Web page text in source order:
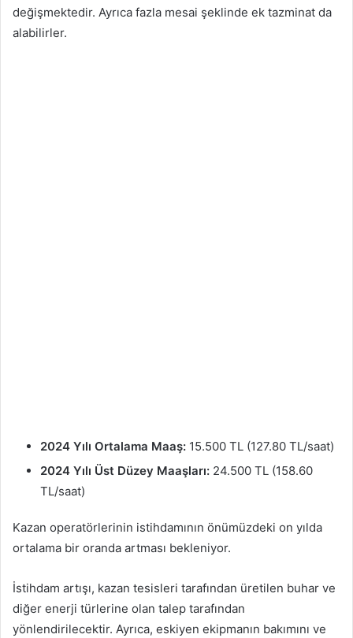
değişmektedir. Ayrıca fazla mesai şeklinde ek tazminat da
alabilirler.
2024 Yılı Ortalama Maaş: 15.500 TL (127.80 TL/saat)
2024 Yılı Üst Düzey Maaşları: 24.500 TL (158.60
TL/saat)
Kazan operatörlerinin istihdamının önümüzdeki on yılda
ortalama bir oranda artması bekleniyor.
İstihdam artışı, kazan tesisleri tarafından üretilen buhar ve
diğer enerji türlerine olan talep tarafından
yönlendirilecektir. Ayrıca, eskiyen ekipmanın bakımını ve